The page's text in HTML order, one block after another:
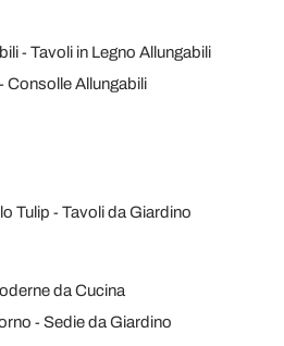
Tavoli in Legno Allungabili
Consolle Allungabili
Tulip Tavoli da Giardino
da Cucina
Sedie da Giardino